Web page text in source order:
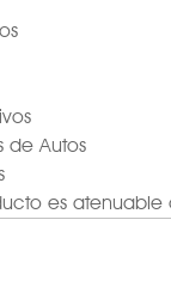
de Autos
es